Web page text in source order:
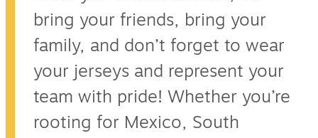
bring your friends, bring your
family, and don’t forget to wear
your jerseys and represent your
team with pride! Whether you’re
rooting for Mexico, South